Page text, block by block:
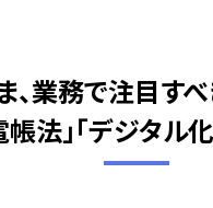
、業務で注目す
帳法」「デジタル化